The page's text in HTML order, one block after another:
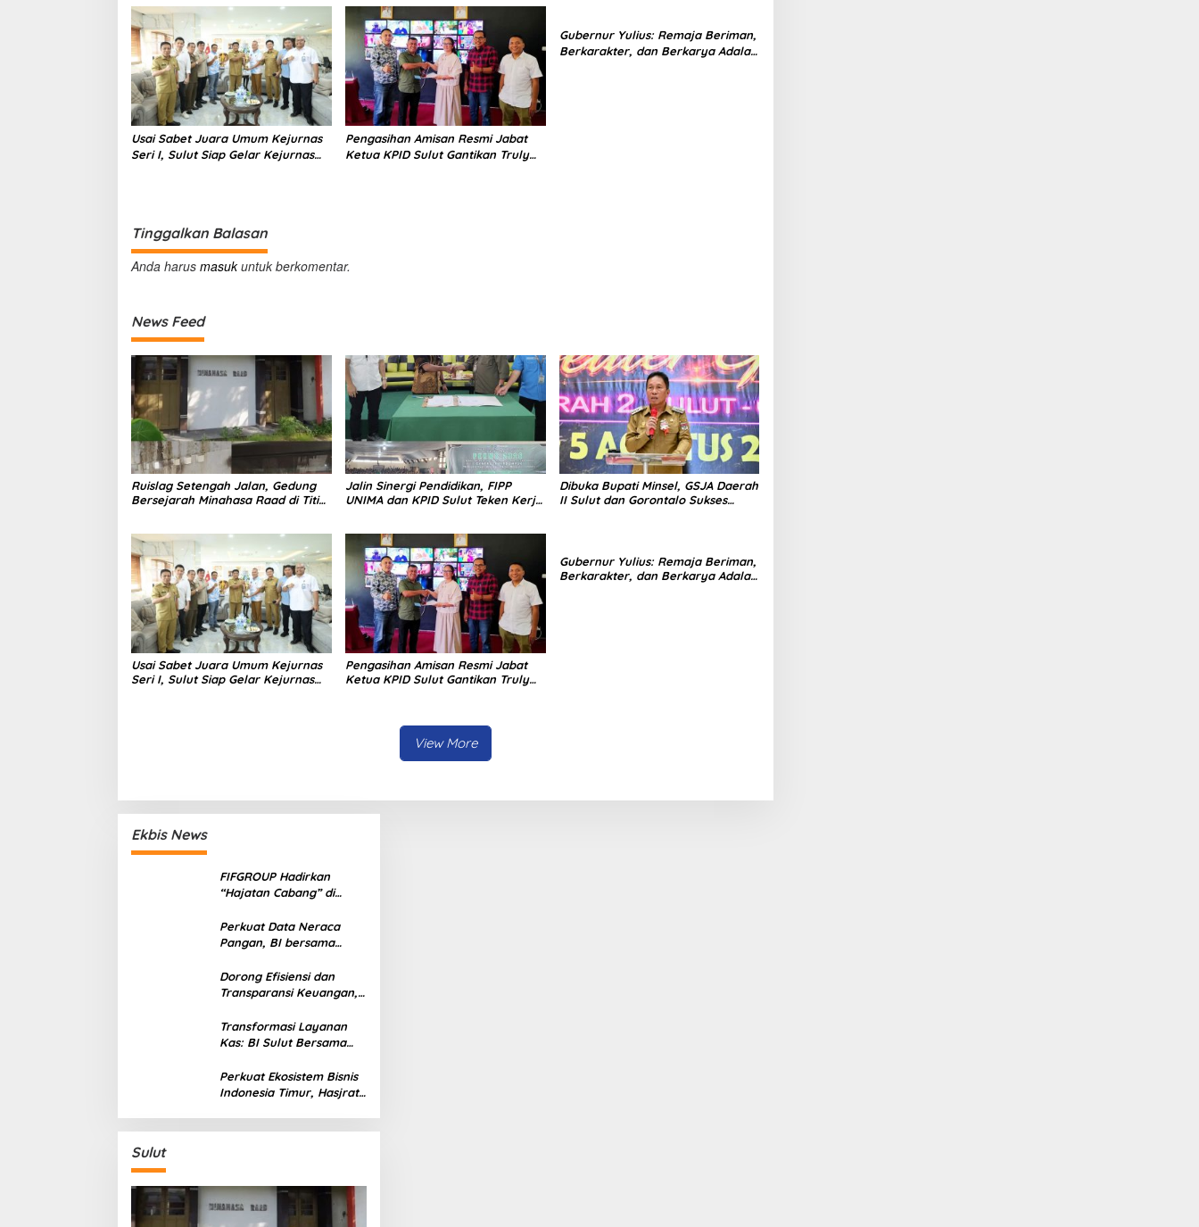
Serap Materi Literasi Penyiaran
Usai Sabet Juara Umum Kejurnas
Seri I, Sulut Siap Gelar Kejurnas
Pengasihan Amisan Resmi Jabat
Ketua KPID Sulut Gantikan Truly
Gubernur Yulius: Remaja Beriman,
Berkarakter, dan Berkarya Adalah
Tinggalkan Balasan
Anda harus masukuntuk berkomentar.
News Feed
Ruislag Setengah Jalan, Gedung
Bersejarah Minahasa Raad di Titik
Jalin Sinergi Pendidikan, FIPP
UNIMA dan KPID Sulut Teken Kerja
Dibuka Bupati Minsel, GSJA Daerah
II Sulut dan Gorontalo Sukses
Usai Sabet Juara Umum Kejurnas
Seri I, Sulut Siap Gelar Kejurnas
Pengasihan Amisan Resmi Jabat
Ketua KPID Sulut Gantikan Truly
Gubernur Yulius: Remaja Beriman,
Berkarakter, dan Berkarya Adalah
View More
Ekbis News
FIFGROUP Hadirkan
“Hajatan Cabang” di
Silaturahmi, Dukung
Ekonomi Lokal &
Promo Khusus
Perkuat Data Neraca
Pangan, BI bersama
Stabilitas Harga dan
Kendalikan Inflasi
Dorong Efisiensi dan
Transparansi Keuangan,
Digitalisasi Transaksi
Bersama BI Sulut
Transformasi Layanan
Kas: BI Sulut Bersama
Luncurkan Sentra Kas
Mitra Utama, Jangkau
Perkuat Ekosistem Bisnis
Indonesia Timur, Hasjrat
Sulut